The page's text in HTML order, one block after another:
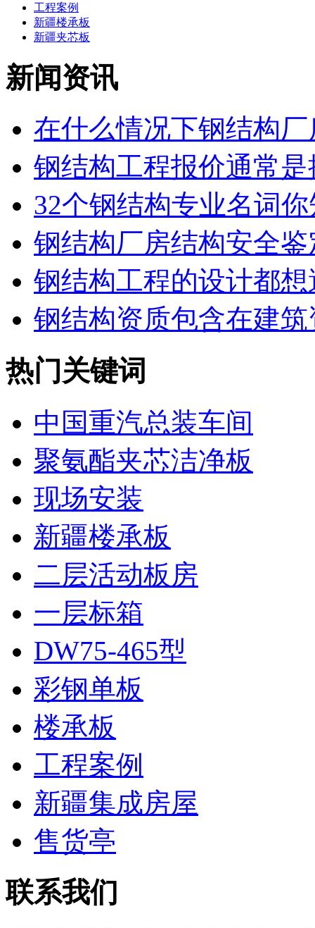
工程案例
新疆楼承板
新疆夹芯板
新闻资讯
在什么情况下钢结构厂
钢结构工程报价通常是
32个钢结构专业名词
钢结构厂房结构安全
钢结构工程的设计都想
钢结构资质包含在建筑
热门关键词
中国重汽总装车间
聚氨酯夹芯洁净板
现场安装
新疆楼承板
二层活动板房
一层标箱
DW75-465型
彩钢单板
楼承板
工程案例
新疆集成房屋
售货亭
联系我们